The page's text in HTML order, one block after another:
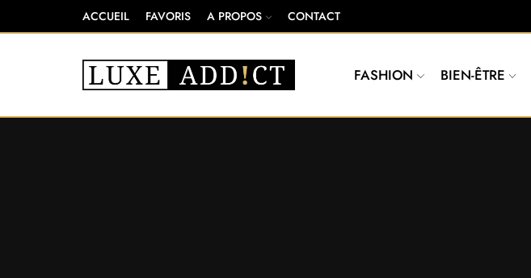
ACCUEIL FAVORIS A PROPOS CONTACT
FASHION BIEN-ÊTRE